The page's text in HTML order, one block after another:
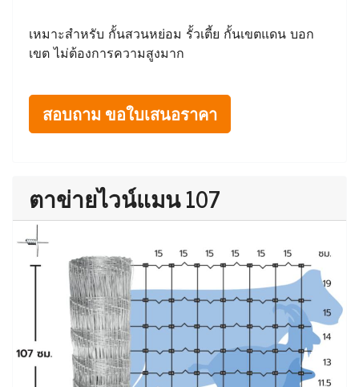
เหมาะสำหรับ กั้นสวนหย่อม รั้วเตี้ย กั้นเขตแดน บอก
เขต ไม่ต้องการความสูงมาก
สอบถาม ขอใบเสนอราคา
ตาข่ายไวน์แมน 107